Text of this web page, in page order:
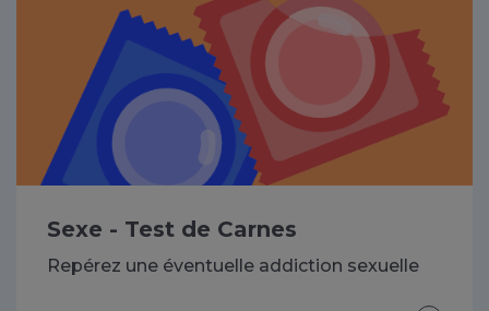
Sexe - Test de Carnes
Repérez une éventuelle addiction sexuelle